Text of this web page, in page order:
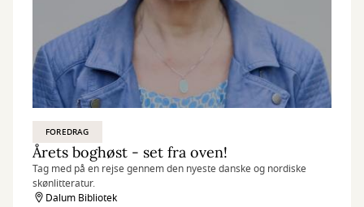
FOREDRAG
Årets boghøst - set fra oven!
Tag med på en rejse gennem den nyeste danske og nordiske
skønlitteratur.
Dalum Bibliotek